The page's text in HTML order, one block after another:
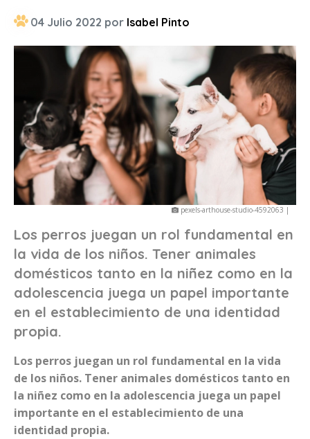
04 Julio 2022 por Isabel Pinto
pexels-arthouse-studio-4592063 |
Los perros juegan un rol fundamental en
la vida de los niños. Tener animales
domésticos tanto en la niñez como en la
adolescencia juega un papel importante
en el establecimiento de una identidad
propia.
Los perros juegan un rol fundamental en la vida
de los niños. Tener animales domésticos tanto en
la niñez como en la adolescencia juega un papel
importante en el establecimiento de una
identidad propia.